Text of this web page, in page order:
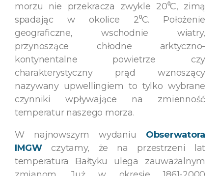
morzu nie przekracza zwykle 20⁰C, zimą
spadając w okolice 2⁰C. Położenie
geograficzne, wschodnie wiatry,
przynoszące chłodne arktyczno-
kontynentalne powietrze czy
charakterystyczny prąd wznoszący
nazywany upwellingiem to tylko wybrane
czynniki wpływające na zmienność
temperatur naszego morza.
W najnowszym wydaniu Obserwatora
IMGWczytamy, że na przestrzeni lat
temperatura Bałtyku ulega zauważalnym